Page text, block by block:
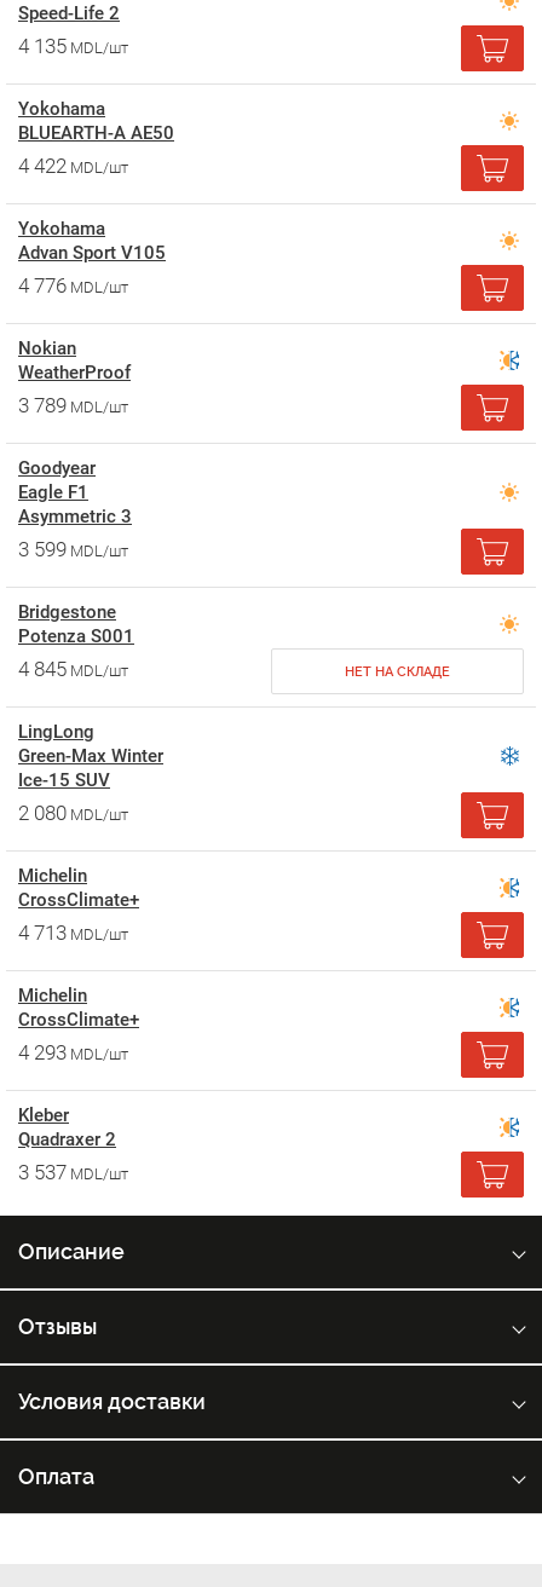
Speed-Life 2
4 135 MDL/шт
Yokohama
BLUEARTH-A AE50
4 422 MDL/шт
Yokohama
Advan Sport V105
4 776 MDL/шт
Nokian
WeatherProof
3 789 MDL/шт
Goodyear
Eagle F1
Asymmetric 3
3 599 MDL/шт
Bridgestone
Potenza S001
4 845 MDL/шт НЕТ НА СКЛАДЕ
LingLong
Green-Max Winter
Ice-15 SUV
2 080 MDL/шт
Michelin
CrossClimate+
4 713 MDL/шт
Michelin
CrossClimate+
4 293 MDL/шт
Kleber
Quadraxer 2
3 537 MDL/шт
Описание
Отзывы
Условия доставки
Оплата